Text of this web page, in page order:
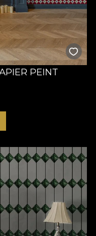
PEINT